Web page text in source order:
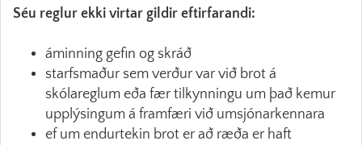
Séu reglur ekki virtar gildir eftirfarandi:
áminning gefin og skráð
starfsmaður sem verður var við brot á
skólareglum eða fær tilkynningu um það kemur
upplýsingum á framfæri við umsjónarkennara
ef um endurtekin brot er að ræða er haft